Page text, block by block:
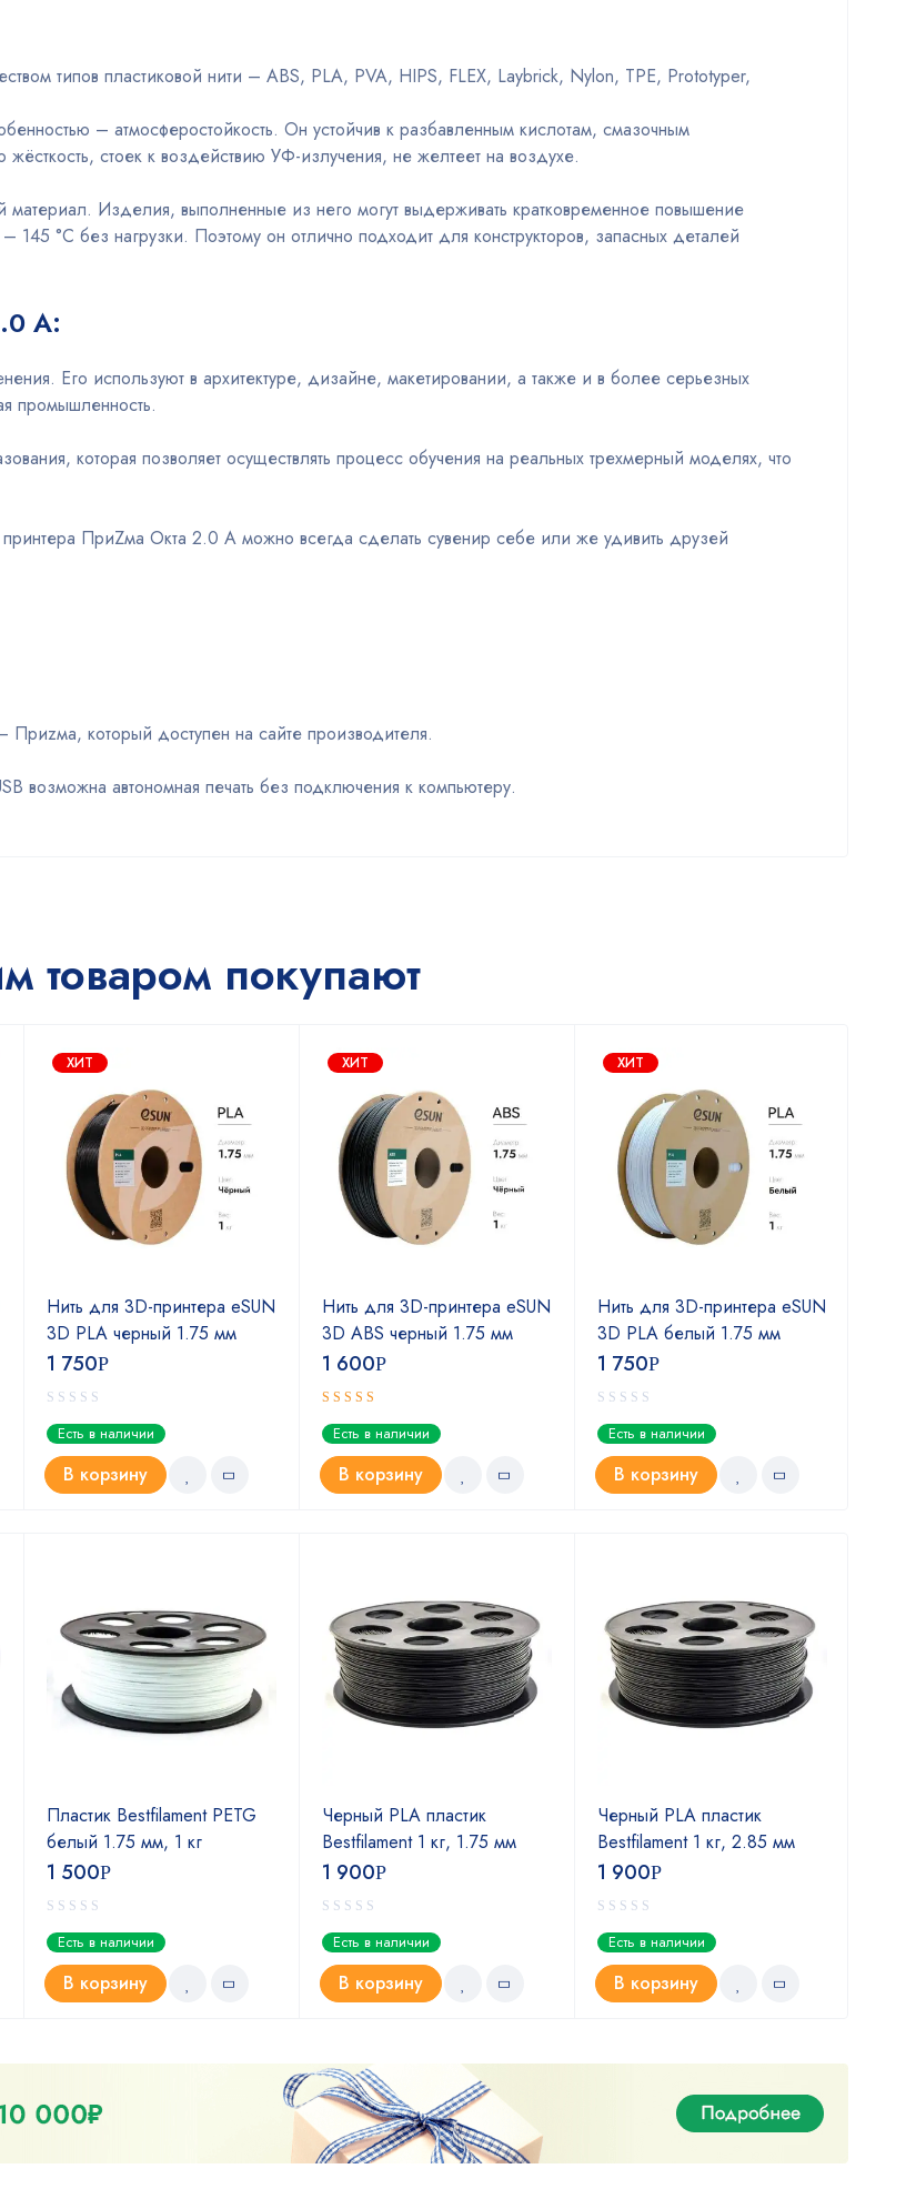
типов пластиковой нити – ABS, PLA, PVA, HIPS, FLEX, Laybrick, Nylon, TPE, Prototyper,
– атмосферостойкость. Он устойчив к разбавленным кислотам, смазочным
стоек к воздействию УФ-излучения, не желтеет на воздухе.
Изделия, выполненные из него могут выдерживать кратковременное повышение
°С без нагрузки. Поэтому он отлично подходит для конструкторов, запасных деталей
A:
Его используют в архитектуре, дизайне, макетировании, а также и в более серьезных
промышленность.
которая позволяет осуществлять процесс обучения на реальных трехмерный моделях, что
ПриZма Окта 2.0 A можно всегда сделать сувенир себе или же удивить друзей
который доступен на сайте производителя.
возможна автономная печать без подключения к компьютеру.
товаром покупают
ХИТ
Нить для 3D-принтера eSUN
3D PLA черный 1.75 мм
1 750Р
Есть в наличии
В корзину
ХИТ
Нить для 3D-принтера eSUN
3D ABS черный 1.75 мм
1 600Р
Оценка
5.00из 5
Есть в наличии
В корзину
ХИТ
Нить для 3D-принтера eSUN
3D PLA белый 1.75 мм
1 750Р
Есть в наличии
В корзину
Пластик Bestfilament PETG
белый 1.75 мм, 1 кг
1 500Р
Есть в наличии
В корзину
Черный PLA пластик
Bestfilament 1 кг, 1.75 мм
1 900Р
Есть в наличии
В корзину
Черный PLA пластик
Bestfilament 1 кг, 2.85 мм
1 900Р
Есть в наличии
В корзину